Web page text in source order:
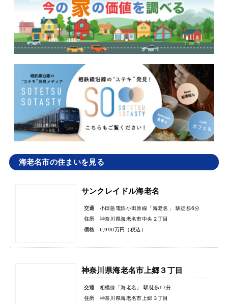
海老名市の住まいを見る
サンクレイドル海老名
交通
小田急電鉄小田原線「海老名」 駅徒歩6分
住所
神奈川県海老名市中央２丁目
価格
6,990万円（税込）
神奈川県海老名市上郷３丁目
交通
相模線「海老名」 駅徒歩17分
住所
神奈川県海老名市上郷３丁目